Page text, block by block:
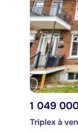
1 049
Triplex à